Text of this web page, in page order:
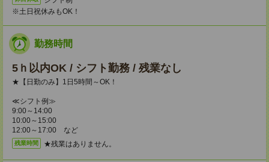
※土日祝休みもOK！
勤務時間
5ｈ以内OK / シフト勤務 / 残業なし
★【日勤のみ】1日5時間～OK！
≪シフト例≫
9:00～14:00
10:00～15:00
12:00～17:00 など
残業時間 ★残業はありません。